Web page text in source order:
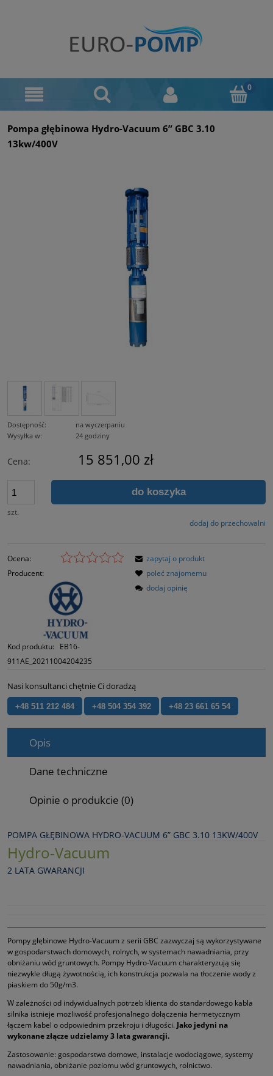
Pompa głębinowa Hydro-Vacuum 6” GBC 3.10
13kw/400V
Dostępność:
na wyczerpaniu
Wysyłka w:
24 godziny
Cena: 15 851,00 zł
szt.
do koszyka
dodaj do przechowalni
Ocena:
Producent:
Kod produktu:
EB16-
911AE_20211004204235
zapytaj o produkt
poleć znajomemu
dodaj opinię
Nasi konsultanci chętnie Ci doradzą
+48 511 212 484 +48 504 354 392 +48 23 661 65 54
Opis
Dane techniczne
Opinie o produkcie (0)
POMPA GŁĘBINOWA HYDRO-VACUUM 6” GBC 3.10 13KW/400V
Hydro-Vacuum
2 LATA GWARANCJI
Pompy głębinowe Hydro-Vacuum z serii GBC zazwyczaj są wykorzystywane
w gospodarstwach domowych, rolnych, w systemach nawadniania, przy
obniżaniu wód gruntowych. Pompy Hydro-Vacuum charakteryzują się
niezwykle długą żywotnością, ich konstrukcja pozwala na tłoczenie wody z
piaskiem do 50g/m3.
W zależności od indywidualnych potrzeb klienta do standardowego kabla
silnika istnieje możliwość profesjonalnego dołączenia hermetycznym
łączem kabel o odpowiednim przekroju i długości. Jako jedyni na
wykonane złącze udzielamy 3 lata gwarancji.
Zastosowanie: gospodarstwa domowe, instalacje wodociągowe, systemy
nawadniania, obniżanie poziomu wód gruntowych, rolnictwo.